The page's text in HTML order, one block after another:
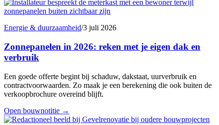
Energie & duurzaamheid/3 juli 2026
Zonnepanelen in 2026: reken met je eigen dak en
verbruik
Een goede offerte begint bij schaduw, dakstaat, uurverbruik en
contractvoorwaarden. Zo maak je een berekening die ook buiten de
verkoopbrochure overeind blijft.
Open bouwnotitie →